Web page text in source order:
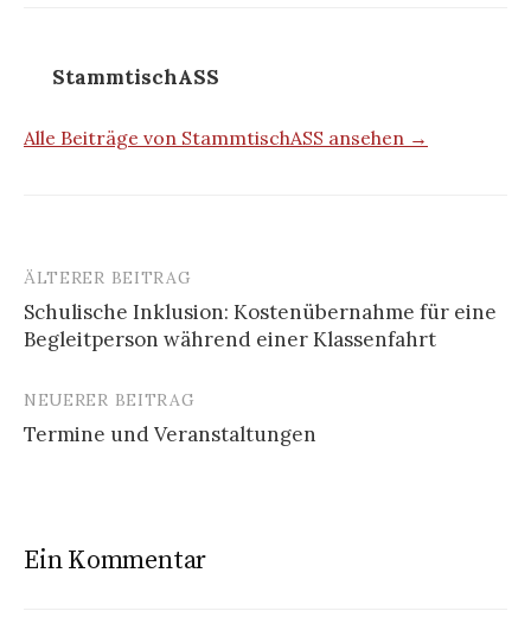
StammtischASS
Alle Beiträge von StammtischASS ansehen →
Beitrags-
Navigation
ÄLTERER BEITRAG
Schulische Inklusion: Kostenübernahme für eine
Begleitperson während einer Klassenfahrt
NEUERER BEITRAG
Termine und Veranstaltungen
Ein Kommentar